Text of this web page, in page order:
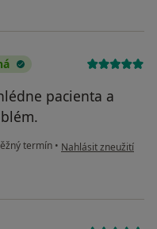
pacienta a
termín • podle názoru
Nahlásit zneužití